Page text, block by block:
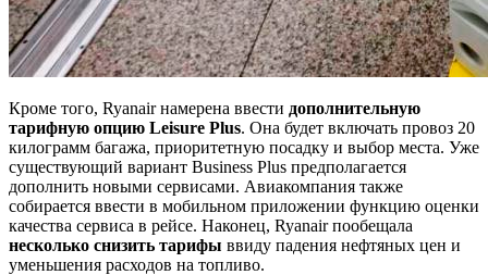
Кроме того, Ryanair намерена ввести дополнительную
тарифную опцию Leisure Plus. Она будет включать провоз 20
килограмм багажа, приоритетную посадку и выбор места. Уже
существующий вариант Business Plus предполагается
дополнить новыми сервисами. Авиакомпания также
собирается ввести в мобильном приложении функцию оценки
качества сервиса в рейсе. Наконец, Ryanair пообещала
несколько снизить тарифы ввиду падения нефтяных цен и
уменьшения расходов на топливо.